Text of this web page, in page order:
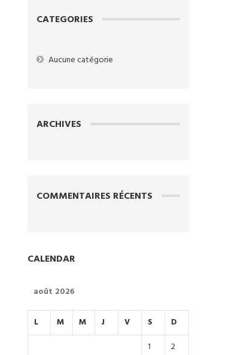
CATEGORIES
Aucune catégorie
ARCHIVES
COMMENTAIRES RÉCENTS
CALENDAR
août 2026
L M M J V S
D
1
2